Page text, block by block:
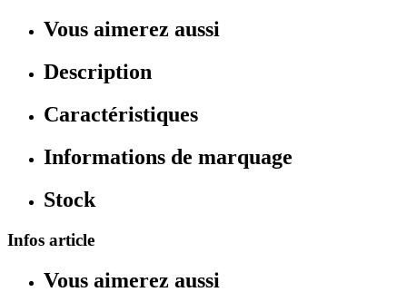
Vous aimerez aussi
Description
Caractéristiques
Informations de marquage
Stock
Infos article
Vous aimerez aussi